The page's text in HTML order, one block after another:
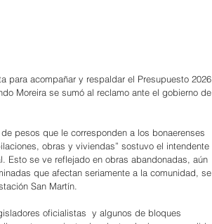
para acompañar y respaldar el Presupuesto 2026
Moreira se sumó al reclamo ante el gobierno de
pesos que le corresponden a los bonaerenses
obras y viviendas” sostuvo el intendente
Esto se ve reflejado en obras abandonadas, aún
que afectan seriamente a la comunidad, se
San Martín.
oficialistas  y algunos de bloques